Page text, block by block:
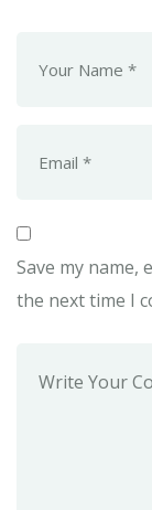
Save my name,
the next time I